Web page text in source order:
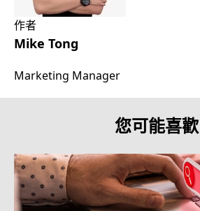
作者
Mike Tong
Marketing Manager
您可能喜歡